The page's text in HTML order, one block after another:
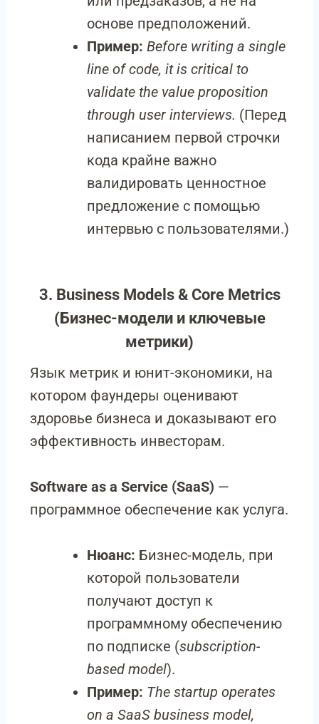
основе предположений.
Пример: Before writing a single
line of code, it is critical to
validate the value proposition
through user interviews. (Перед
написанием первой строчки
кода крайне важно
валидировать ценностное
предложение с помощью
интервью с пользователями.)
3. Business Models & Core Metrics
(Бизнес-модели и ключевые
метрики)
Язык метрик и юнит-экономики, на
котором фаундеры оценивают
здоровье бизнеса и доказывают его
эффективность инвесторам.
Software as a Service (SaaS) —
программное обеспечение как услуга.
Нюанс: Бизнес-модель, при
которой пользователи
получают доступ к
программному обеспечению
по подписке (subscription-
based model).
Пример: The startup operates
on a SaaS business model,